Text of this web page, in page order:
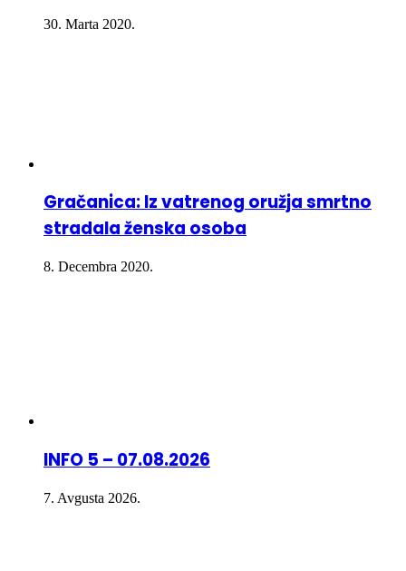
30. Marta 2020.
Gračanica: Iz vatrenog oružja smrtno
stradala ženska osoba
8. Decembra 2020.
INFO 5 – 07.08.2026
7. Avgusta 2026.